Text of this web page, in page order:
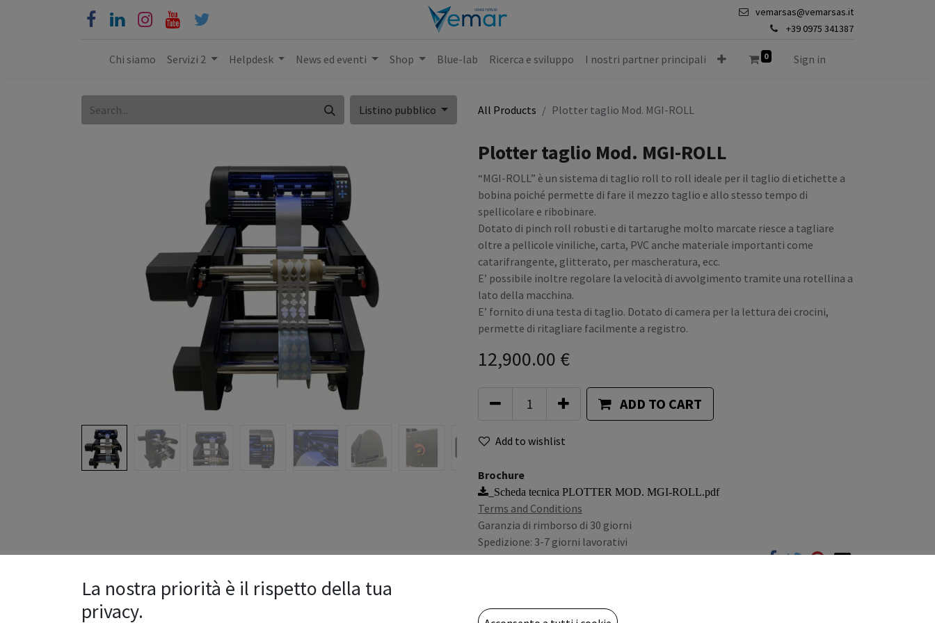
vemarsas@vemarsas.it
+39 0975 341387
Chi siamo Servizi 2 Helpdesk News ed eventi Shop Blue-lab Ricerca e sviluppo I nostri partner principali 0 Sign in
Listino pubblico All Products Plotter taglio Mod. MGI-ROLL
Plotter taglio Mod. MGI-ROLL
“MGI-ROLL” è un sistema di taglio roll to roll ideale per il taglio di etichette a
bobina poiché permette di fare il mezzo taglio e allo stesso tempo di
spellicolare e ribobinare.
Dotato di pinch roll robusti e di tartarughe molto marcate riesce a tagliare
oltre a pellicole viniliche, carta, PVC anche materiale importanti come
catarifrangente, glitterato, per mascheratura, ecc.
E’ possibile inoltre regolare la velocità di avvolgimento tramite una rotellina a
lato della macchina.
E’ fornito di una testa di taglio. Dotato di camera per la lettura dei crocini,
permette di ritagliare facilmente a registro.
12,900.00 €
ADD TO CART
Add to wishlist
Brochure
_Scheda tecnica PLOTTER MOD. MGI-ROLL.pdf
Terms and Conditions
Garanzia di rimborso di 30 giorni
Spedizione: 3-7 giorni lavorativi
Iva e tasse escluse
La nostra priorità è il rispetto della tua
privacy.